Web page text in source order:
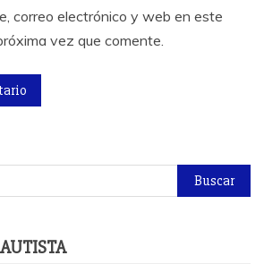
correo electrónico y web en este
vez que comente.